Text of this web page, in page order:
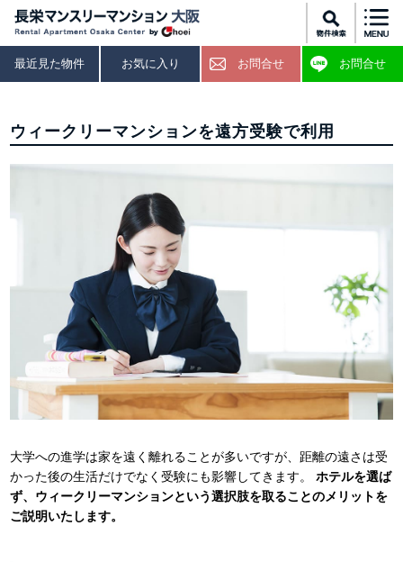
最近見た物件 お気に入り お問合せ お問合せ
ウィークリーマンションを遠方受験で利用
大学への進学は家を遠く離れることが多いですが、距離の遠さは受
かった後の生活だけでなく受験にも影響してきます。ホテルを選ば
ず、ウィークリーマンションという選択肢を取ることのメリットを
ご説明いたします。